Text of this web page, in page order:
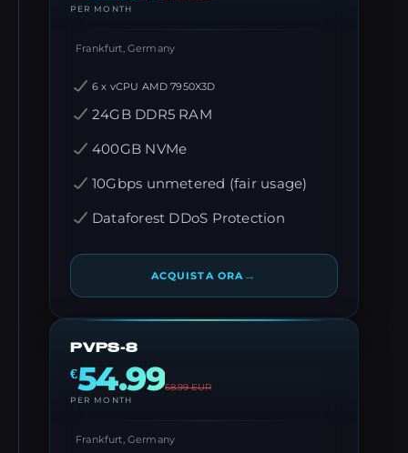
PER MONTH
Frankfurt, Germany
6 x vCPU AMD 7950X3D
24GB DDR5 RAM
400GB NVMe
10Gbps unmetered (fair usage)
Dataforest DDoS Protection
ACQUISTA ORA →
PVPS-8
€54.9968.99EUR
PER MONTH
Frankfurt, Germany